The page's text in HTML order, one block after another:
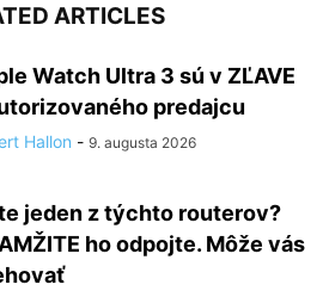
ARTICLES
Watch Ultra 3 sú v ZĽAVE
predajcu
Hallon - 9. augusta 2026
jeden z týchto routerov?
ho odpojte. Môže vás